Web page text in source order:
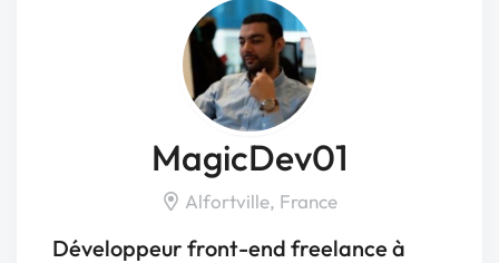
MagicDev01
Alfortville, France
Développeur front-end freelance à